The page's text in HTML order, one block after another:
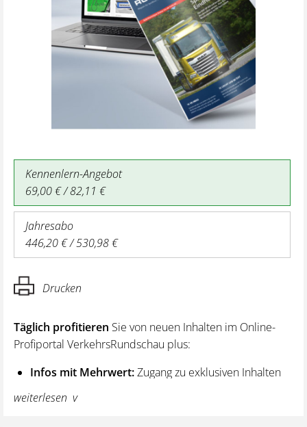
Kennenlern-Angebot
69,00 € / 82,11 €
Jahresabo
446,20 € / 530,98 €
Drucken
Täglich profitieren Sie von neuen Inhalten im Online-
Profiportal VerkehrsRundschau plus:
Infos mit Mehrwert:Zugang zu exklusiven Inhalten
und Hintergrundwissen – von aktuellen Regelungen
wie z. B. bei den Lenk- und Ruhezeiten,
weiterlesen